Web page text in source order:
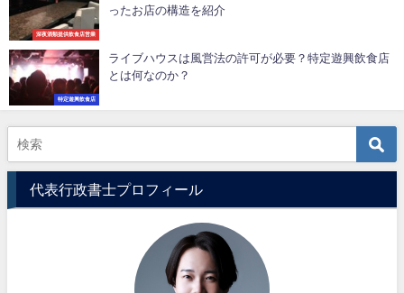
深夜酒類提供飲食店営業
ったお店の構造を紹介
特定遊興飲食店
ライブハウスは風営法の許可が必要？特定遊興飲食店
とは何なのか？
代表行政書士プロフィール